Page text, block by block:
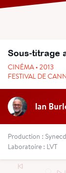
Sous-titrage
CINÉMA • 2013
FESTIVAL DE
Ian
Production :
Laboratoire : LVT